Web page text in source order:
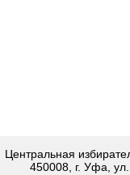
Центральная
450008, г. Уфа,